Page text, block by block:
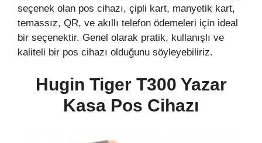
seçenek olan pos cihazı, çipli kart, manyetik kart,
temassız, QR, ve akıllı telefon ödemeleri için ideal
bir seçenektir. Genel olarak pratik, kullanışlı ve
kaliteli bir pos cihazı olduğunu söyleyebiliriz.
Hugin Tiger T300 Yazar
Kasa Pos Cihazı